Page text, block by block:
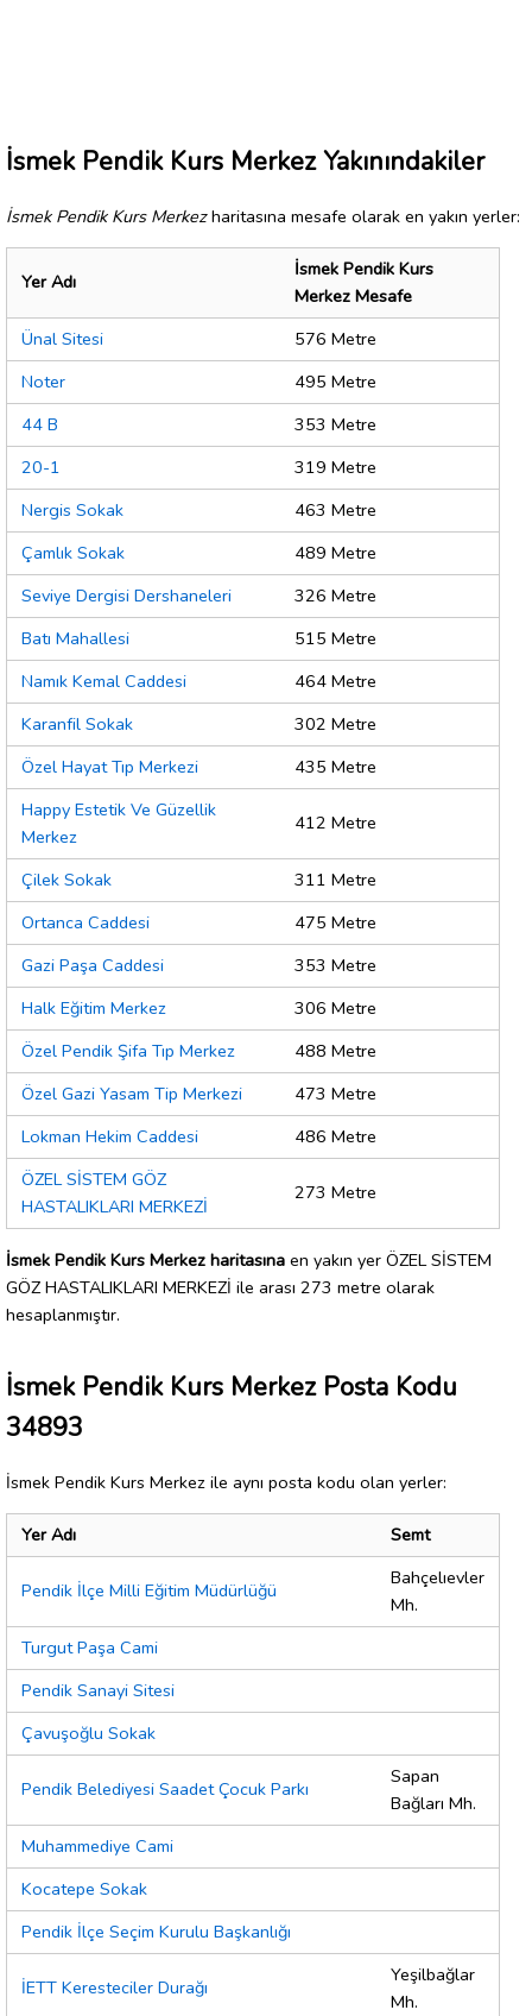
İsmek Pendik Kurs Merkez Yakınındakiler
İsmek Pendik Kurs Merkezharitasına mesafe olarak en yakın yerler:
Yer Adı
İsmek Pendik Kurs
Merkez Mesafe
Ünal Sitesi
576 Metre
Noter
495 Metre
44 B
353 Metre
20-1
319 Metre
Nergis Sokak
463 Metre
Çamlık Sokak
489 Metre
Seviye Dergisi Dershaneleri
326 Metre
Batı Mahallesi
515 Metre
Namık Kemal Caddesi
464 Metre
Karanfil Sokak
302 Metre
Özel Hayat Tıp Merkezi
435 Metre
Happy Estetik Ve Güzellik
Merkez
412 Metre
Çilek Sokak
311 Metre
Ortanca Caddesi
475 Metre
Gazi Paşa Caddesi
353 Metre
Halk Eğitim Merkez
306 Metre
Özel Pendik Şifa Tıp Merkez
488 Metre
Özel Gazi Yasam Tip Merkezi
473 Metre
Lokman Hekim Caddesi
486 Metre
ÖZEL SİSTEM GÖZ
HASTALIKLARI MERKEZİ
273 Metre
İsmek Pendik Kurs Merkez haritasına en yakın yer ÖZEL SİSTEM
GÖZ HASTALIKLARI MERKEZİ ile arası 273 metre olarak
hesaplanmıştır.
İsmek Pendik Kurs Merkez Posta Kodu
34893
İsmek Pendik Kurs Merkez ile aynı posta kodu olan yerler:
Yer Adı Semt
Pendik İlçe Milli Eğitim Müdürlüğü
Bahçelıevler
Mh.
Turgut Paşa Cami
Pendik Sanayi Sitesi
Çavuşoğlu Sokak
Pendik Belediyesi Saadet Çocuk Parkı
Sapan
Bağları Mh.
Muhammediye Cami
Kocatepe Sokak
Pendik İlçe Seçim Kurulu Başkanlığı
İETT Keresteciler Durağı
Yeşilbağlar
Mh.